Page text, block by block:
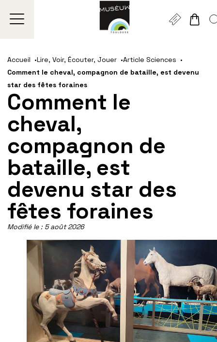
Gestion de vos préférences sur les cookies
contenu
principal
la
navigation
la
recherche
pied
de
du
Accueil Lire, Voir, Écouter, Jouer
Article Sciences
Comment le cheval, compagnon de bataille, est devenu
star des fêtes foraines
Comment le
cheval,
compagnon de
bataille, est
devenu star des
fêtes foraines
Modifié le : 5 août 2026